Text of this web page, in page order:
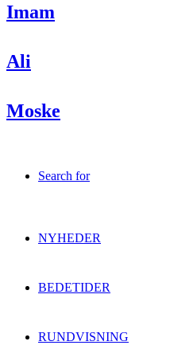
Imam
Ali
Moske
Search for
NYHEDER
BEDETIDER
RUNDVISNING